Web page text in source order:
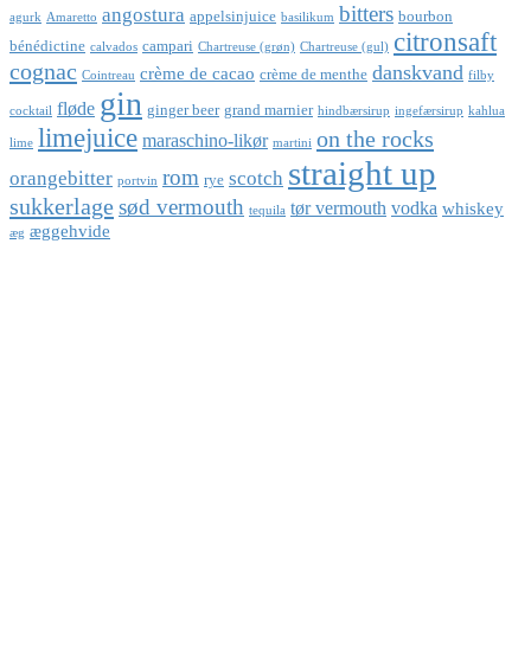
agurk Amaretto angostura appelsinjuice basilikum bitters bourbon
bénédictine calvados campari Chartreuse (grøn) Chartreuse (gul) citronsaft
cognac Cointreau crème de cacao crème de menthe danskvand filby
cocktail fløde gin ginger beer grand marnier hindbærsirup ingefærsirup kahlua
lime limejuice maraschino-likør martini on the rocks
orangebitter portvin rom rye scotch straight up
sukkerlagesød vermouth tequila tør vermouth vodka whiskey
æg æggehvide